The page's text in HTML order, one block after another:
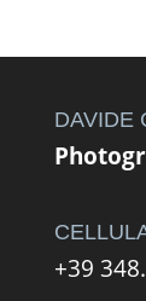
DAVIDE
+39